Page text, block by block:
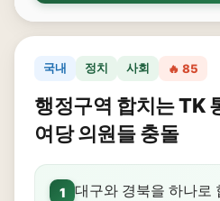
국내 정치 사회 🔥 85
행정구역 합치는 TK
여당 의원들 충돌
1
대구와 경북을 하나로